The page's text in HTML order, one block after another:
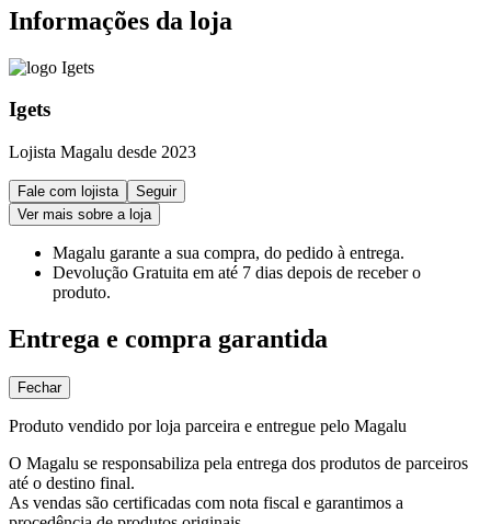
Informações da loja
Igets
Lojista Magalu desde 2023
Fale com lojista
Seguir
Ver mais sobre a loja
Magalu garante a sua compra, do pedido à entrega.
Devolução Gratuita em até 7 dias depois de receber o
produto.
Entrega e compra garantida
Fechar
Produto vendido por loja parceira e entregue pelo Magalu
O Magalu se responsabiliza pela entrega dos produtos de parceiros
até o destino final.
As vendas são certificadas com nota fiscal e garantimos a